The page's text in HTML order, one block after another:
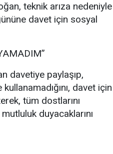
teknik arıza nedeniyle
davet için sosyal
davetiye paylaşıp,
davet için
tüm dostlarını
duyacaklarını